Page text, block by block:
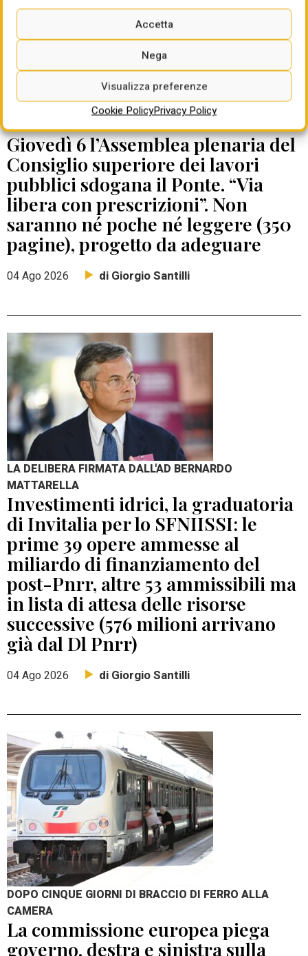
Accetta
Nega
Visualizza preferenze
Cookie PolicyPrivacy Policy
DATE DA RICORDARE
Giovedì 6 l’Assemblea plenaria del
Consiglio superiore dei lavori
pubblici sdogana il Ponte. “Via
libera con prescrizioni”. Non
saranno né poche né leggere (350
pagine), progetto da adeguare
04 Ago 2026 di Giorgio Santilli
LA DELIBERA FIRMATA DALL'AD BERNARDO
MATTARELLA
Investimenti idrici, la graduatoria
di Invitalia per lo SFNIISSI: le
prime 39 opere ammesse al
miliardo di finanziamento del
post-Pnrr, altre 53 ammissibili ma
in lista di attesa delle risorse
successive (576 milioni arrivano
già dal Dl Pnrr)
04 Ago 2026 di Giorgio Santilli
DOPO CINQUE GIORNI DI BRACCIO DI FERRO ALLA
CAMERA
La commissione europea piega
governo, destra e sinistra sulla